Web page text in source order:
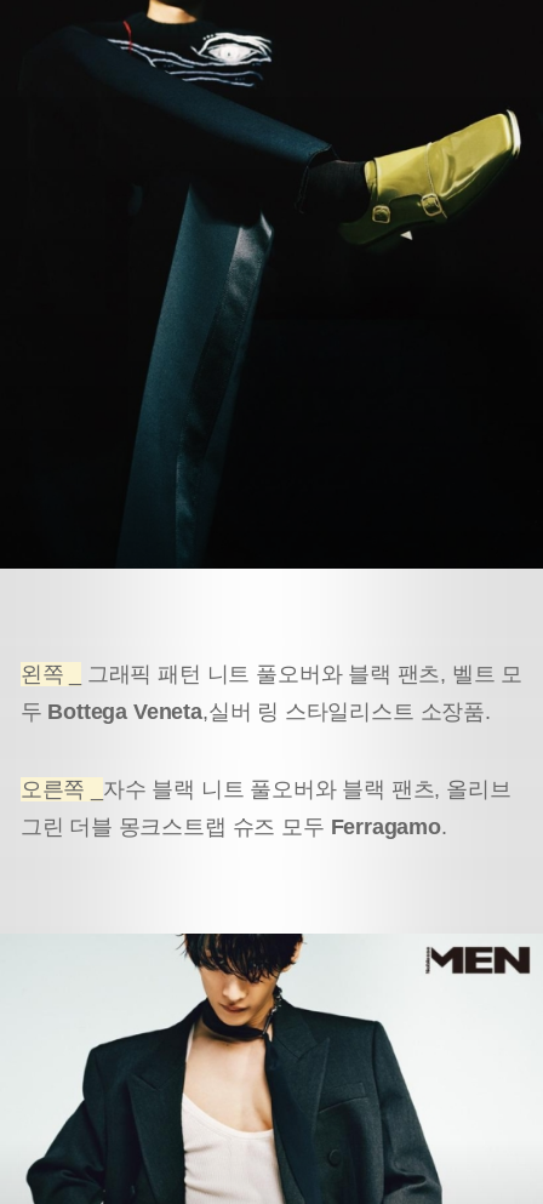
왼쪽 _
그래픽 패턴 니트 풀오버와 블랙 팬츠, 벨트 모
두 Bottega Veneta,실버 링 스타일리스트 소장품.
오른쪽 _ 자수 블랙 니트 풀오버와 블랙 팬츠, 올리브
그린 더블 몽크스트랩 슈즈 모두 Ferragamo.